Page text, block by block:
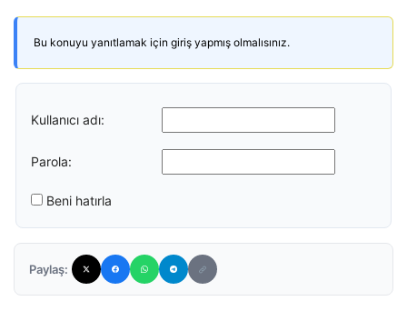
Bu konuyu yanıtlamak için giriş yapmış olmalısınız.
Kullanıcı adı:
Parola:
Beni hatırla
Paylaş: